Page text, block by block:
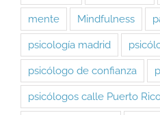
mente Mindfulness
psicología madrid
psicólogo de confianza
psicólogos calle Puerto